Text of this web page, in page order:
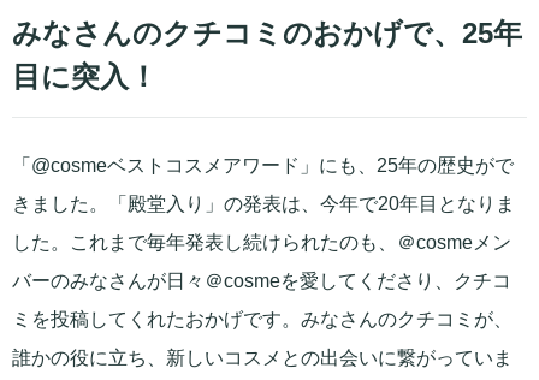
みなさんのクチコミのおかげで、25年
目に突入！
「@cosmeベストコスメアワード」にも、25年の歴史がで
きました。「殿堂入り」の発表は、今年で20年目となりま
した。これまで毎年発表し続けられたのも、＠cosmeメン
バーのみなさんが日々＠cosmeを愛してくださり、クチコ
ミを投稿してくれたおかげです。みなさんのクチコミが、
誰かの役に立ち、新しいコスメとの出会いに繋がっていま